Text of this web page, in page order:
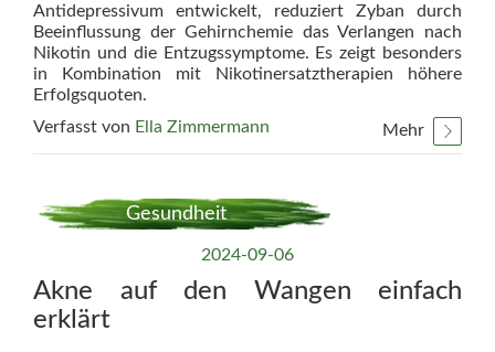
Antidepressivum entwickelt, reduziert Zyban durch
Beeinflussung der Gehirnchemie das Verlangen nach
Nikotin und die Entzugssymptome. Es zeigt besonders
in Kombination mit Nikotinersatztherapien höhere
Erfolgsquoten.
Verfasst von Ella Zimmermann Mehr
Gesundheit
2024-09-06
Akne auf den Wangen einfach
erklärt